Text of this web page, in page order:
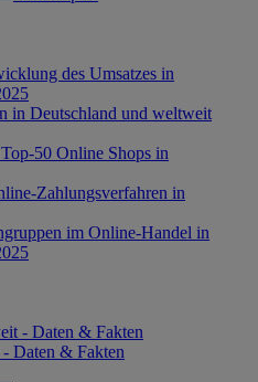
des Umsatzes in
in Deutschland und weltweit
50 Online Shops in
Zahlungsverfahren in
im Online-Handel in
- Daten & Fakten
Daten & Fakten